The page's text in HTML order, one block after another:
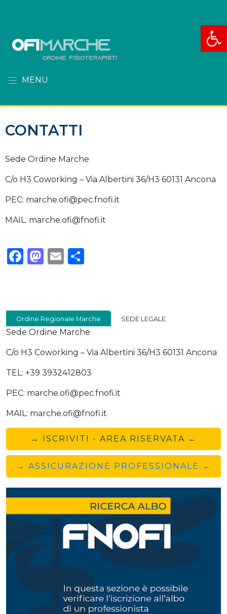
Apri
MENU
CONTATTI
Sede Ordine Marche
C/o H3 Coworking – Via Albertini 36/H3 60131 Ancona
PEC: marche.ofi@pec.fnofi.it
MAIL: marche.ofi@fnofi.it
Facebook
Mastodon
Email
Ordine Regionale Marche SEDE LEGALE
Sede Ordine Marche
C/o H3 Coworking – Via Albertini 36/H3 60131 Ancona
TEL: +39 3932412803
PEC: marche.ofi@pec.fnofi.it
MAIL: marche.ofi@fnofi.it
→ ISCRIVITI - AREA RISERVATA ←
→ ASSICURAZIONE PROFESSIONALE ←